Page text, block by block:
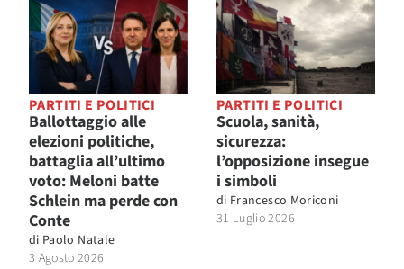
PARTITI E POLITICI
Ballottaggio alle
elezioni politiche,
battaglia all’ultimo
voto: Meloni batte
Schlein ma perde con
Conte
di Paolo Natale
3 Agosto 2026
PARTITI E POLITICI
Scuola, sanità,
sicurezza:
l’opposizione insegue
i simboli
di Francesco Moriconi
31 Luglio 2026